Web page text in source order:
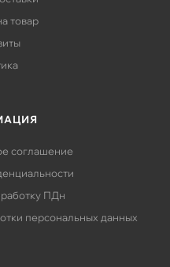
товар
соглашение
ПДн
персональных данных